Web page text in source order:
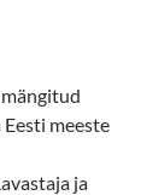
meeste
ja